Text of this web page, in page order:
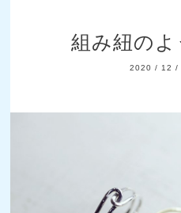
組み紐の
2020 / 12 /